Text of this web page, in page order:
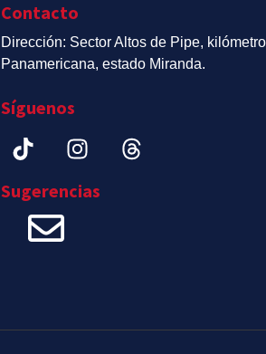
Contacto
Dirección: Sector Altos de Pipe,
Panamericana, estado Miranda.
Síguenos
Sugerencias